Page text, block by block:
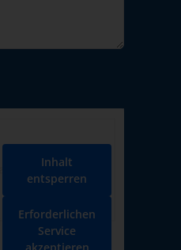
Inhalt
entsperren
Erforderlichen
Service